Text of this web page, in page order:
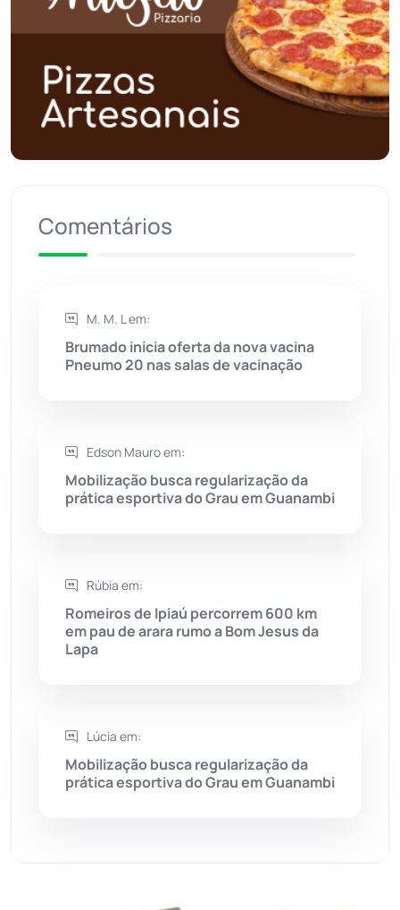
Poções (182)
Polícia Civil (57)
Polícia Militar (27)
Política (03)
Presidente Jânio Qu...
Riacho de Santana
Rio de Contas
Rio do Antônio
Saúde
Seabra (50)
Sítio do Mato
Sudoeste Baiano
Comentários
M. M. L em:
Brumado inicia oferta da nova vacina
Pneumo 20 nas salas de vacinação
Edson Mauro em:
Mobilização busca regularização da
prática esportiva do Grau em Guanambi
Rúbia em:
Romeiros de Ipiaú percorrem 600 km
em pau de arara rumo a Bom Jesus da
Lapa
Lúcia em:
Mobilização busca regularização da
prática esportiva do Grau em Guanambi